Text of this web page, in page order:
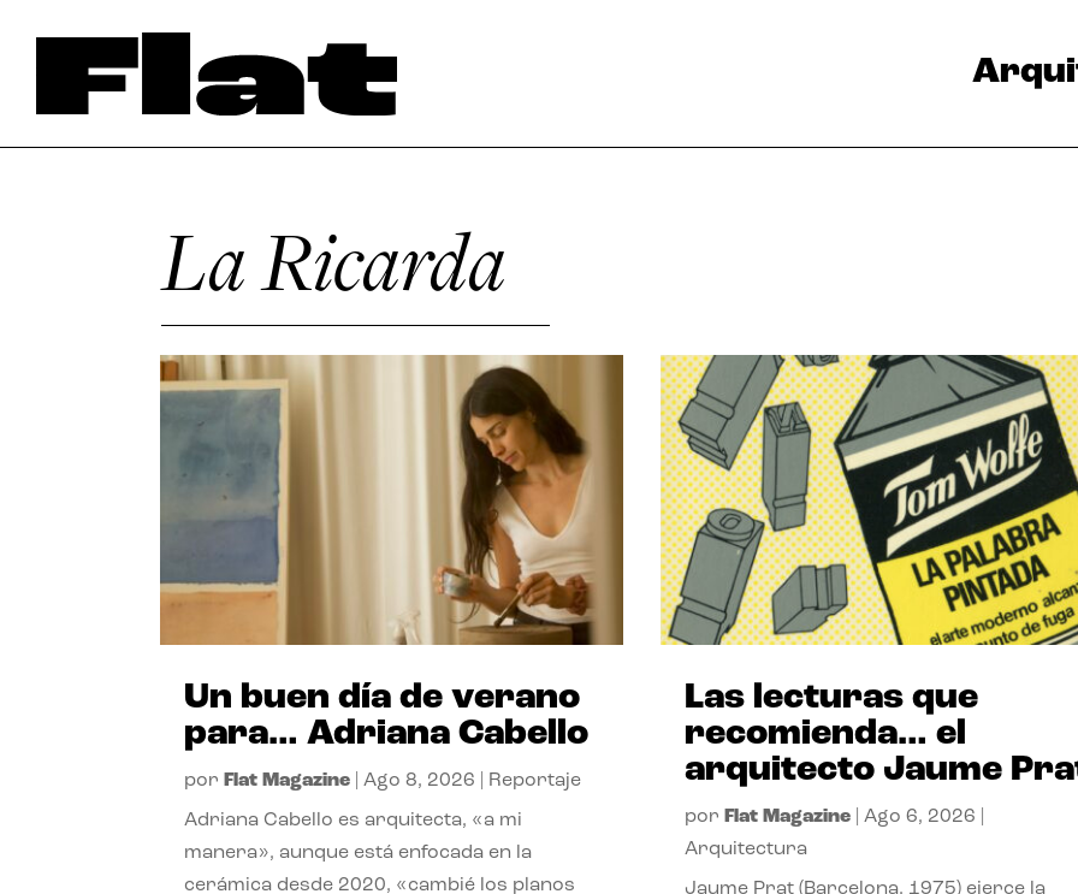
La Ricarda
Un buen día de verano
para… Adriana Cabello
por Flat Magazine |Ago 8, 2026 Reportaje
Adriana Cabello es arquitecta, «a mi
manera», aunque está enfocada en la
cerámica desde 2020, «cambié los planos
Las lecturas que
recomienda… el
arquitecto Jaume
por Flat Magazine| Ago 6, 2026
Arquitectura
Jaume Prat (Barcelona, 1975) ejerce la